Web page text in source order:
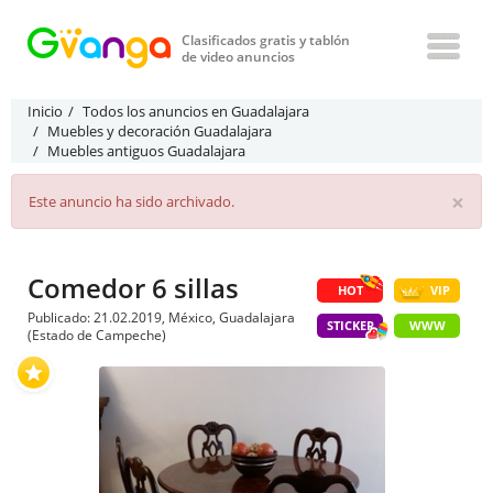
Clasificados gratis y tablón
de video anuncios
Inicio
Todos los anuncios en Guadalajara
Muebles y decoración Guadalajara
Muebles antiguos Guadalajara
×
Este anuncio ha sido archivado.
HOT VIP
STICKER WWW
Comedor 6 sillas
Publicado: 21.02.2019, México, Guadalajara
(Estado de Campeche)